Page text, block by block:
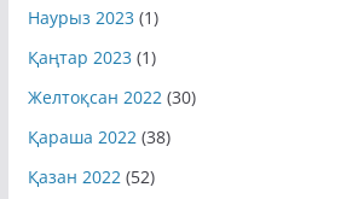
Наурыз 2023 (1)
Қаңтар 2023 (1)
Желтоқсан 2022(30)
Қараша 2022(38)
Қазан 2022(52)